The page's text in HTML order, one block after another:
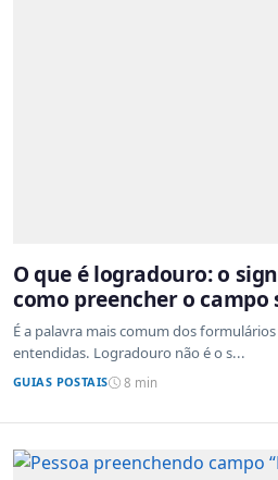
O que é logradouro: o
como preencher o campo
É a palavra mais comum dos
entendidas. Logradouro não é o s...
GUIAS POSTAIS 8 min